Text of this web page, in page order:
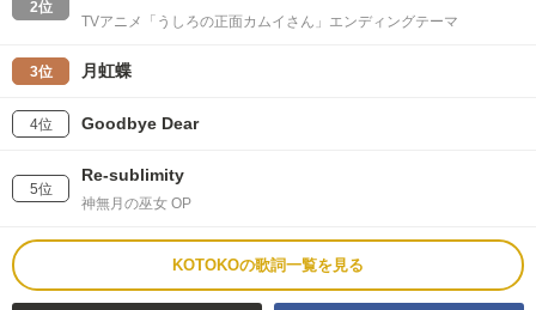
2位
TVアニメ「うしろの正面カムイさん」エンディングテーマ
3位 月虹蝶
4位 Goodbye Dear
5位
Re-sublimity
神無月の巫女 OP
KOTOKOの歌詞一覧を見る